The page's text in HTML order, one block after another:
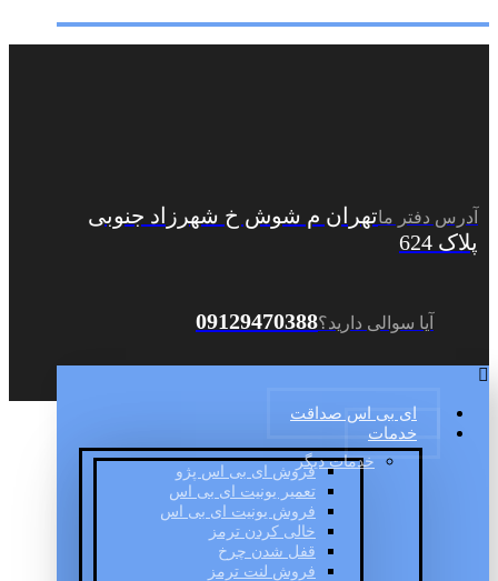
آدرس دفتر ماتهران م شوش خ شهرزاد جنوبی
پلاک 624
آیا سوالی دارید؟09129470388
ای بی اس صداقت
خدمات
خدمات دیگر
فروش ای بی اس پژو
تعمیر یونیت ای بی اس
فروش یونیت ای بی اس
خالی کردن ترمز
قفل شدن چرخ
فروش لنت ترمز